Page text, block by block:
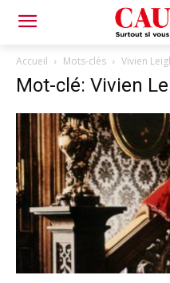
Accueil Mots-clés Vivien
Mot-clé: Vivien